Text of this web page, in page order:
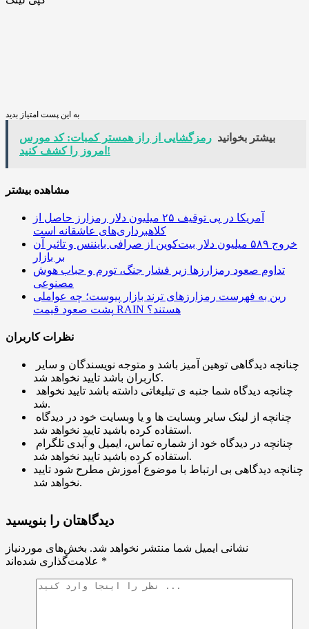
به این پست امتیاز بدید
بیشتر بخوانید رمزگشایی از راز همستر کمبات: کد مورس
امروز را کشف کنید!
مشاهده بیشتر
آمریکا در پی توقیف ۲۵ میلیون دلار رمزارز حاصل از
کلاهبرداری‌های عاشقانه است
خروج ۵۸۹ میلیون دلار بیت‌کوین از صرافی بایننس و تاثیر آن
بر بازار
تداوم صعود رمزارزها زیر فشار جنگ، تورم و حباب هوش
مصنوعی
رین به فهرست رمزارزهای ترند بازار پیوست؛ چه عواملی
پشت صعود قیمت RAIN هستند؟
نظرات کاربران
کاربران باشد تایید نخواهد شد.
شد.
استفاده کرده باشید تایید نخواهد شد.
استفاده کرده باشید تایید نخواهد شد.
چنانچه دیدگاهی بی ارتباط با موضوع آموزش مطرح شود تایید
نخواهد شد.
دیدگاهتان را بنویسید
نشانی ایمیل شما منتشر نخواهد شد. بخش‌های موردنیاز
*